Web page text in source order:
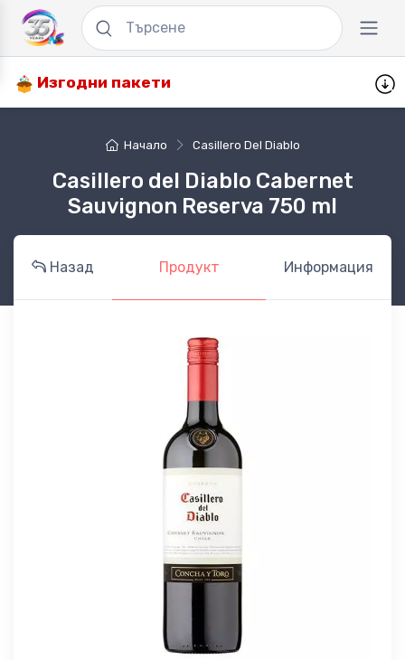
Изгодни пакети
Начало Casillero Del Diablo
Casillero del Diablo Cabernet
Sauvignon Reserva 750 ml
Назад Продукт Информация